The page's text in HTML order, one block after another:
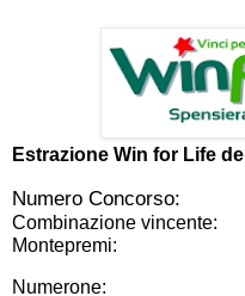
Estrazione Win for Life del
Numero Concorso:
Combinazione vincente:
Montepremi:
Numerone: